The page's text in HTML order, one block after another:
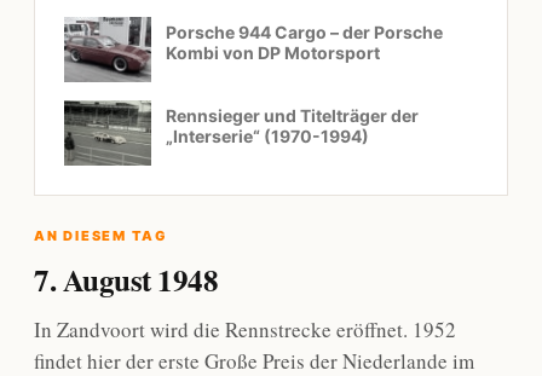
Porsche 944 Cargo – der Porsche
Kombi von DP Motorsport
Rennsieger und Titelträger der
„Interserie“ (1970-1994)
AN DIESEM TAG
7. August 1948
In Zandvoort wird die Rennstrecke eröffnet. 1952
findet hier der erste Große Preis der Niederlande im